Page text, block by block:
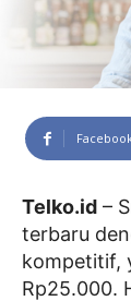
Telko.id –
terbaru
kompetitif,
Rp25.000.